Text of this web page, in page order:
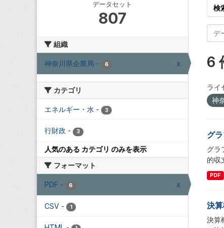
データセット
807
組織
神奈川県企業局 - 6 x
カテゴリ
エネルギー・水 - 3
行財政 - 3
人気のある カテゴリ のみを表示
フォーマット
PDF - 6 x
CSV - 1
検
6
ライ
神
グ
グラ
的収
PDF
決
決算